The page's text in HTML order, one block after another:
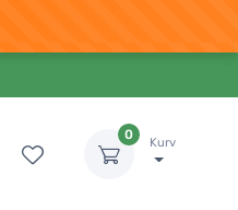
0
Kurv